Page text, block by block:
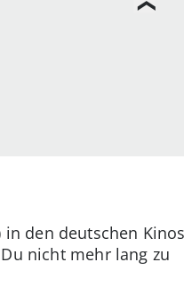
den deutschen
nicht mehr lang zu